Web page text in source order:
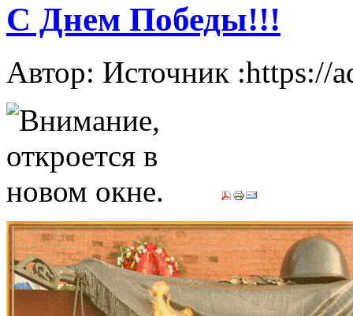
С Днем Победы!!!
Автор: Источник :https://